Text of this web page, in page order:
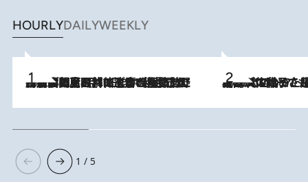
HOURLYDAILYWEEKLY
2026.8.8
「最後に見られてよかった」上野動物園の東園パンダ舎が解体前に特別公開。8月16日まで延長されたパネル展と共に辿る“半世紀”のパンダ飼育《解体工事の図面あり》 2026.8.5
【阿川佐和子さんの年とる力】なぜ70代で始めた趣味は“こんなに楽しい”のか？ ピアノ、俳句…スランプに陥っても続けられる“ある秘訣”とは
1 / 5